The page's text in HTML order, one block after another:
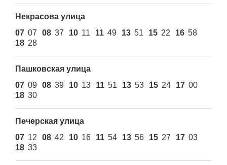
Некрасова улица
07 07 08 37 10 11 11 49 13 51 15 22 16 58
18 28
Пашковская улица
07 09 08 39 10 13 11 51 13 53 15 24 17 00
18 30
Печерская улица
07 12 08 42 10 16 11 54 13 56 15 27 17 03
18 33